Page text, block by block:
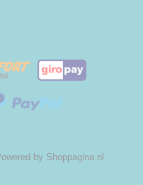
by Shoppagina.nl